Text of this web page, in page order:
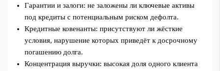
Гарантии и залоги: не заложены ли ключевые активы
под кредиты с потенциальным риском дефолта.
Кредитные ковенанты: присутствуют ли жёсткие
условия, нарушение которых приведёт к досрочному
погашению долга.
Концентрация выручки: высокая доля одного клиента